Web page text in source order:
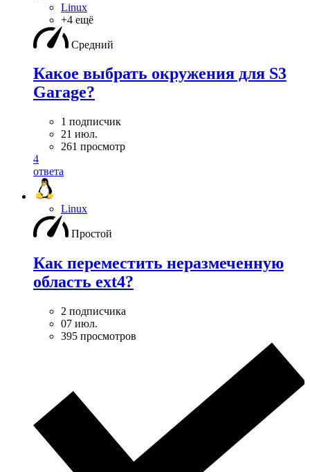
Linux
+4 ещё
Средний
Какое выбрать окружения для S3
Garage?
1 подписчик
21 июл.
261 просмотр
4
ответа
Linux
Простой
Как переместить неразмеченную
область ext4?
2 подписчика
07 июл.
395 просмотров